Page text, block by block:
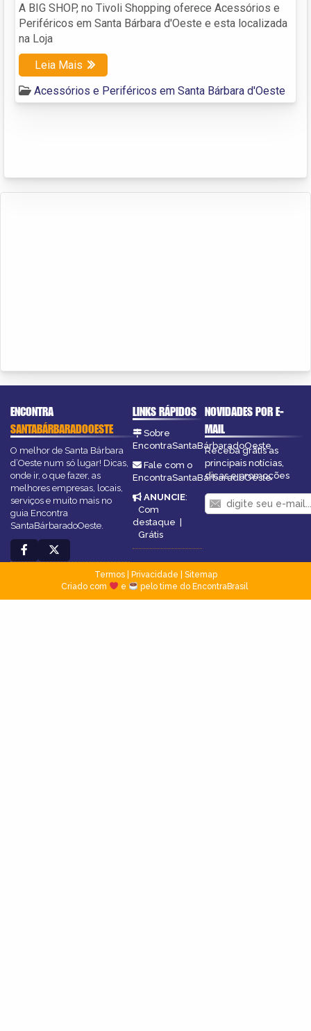
A BIG SHOP, no Tivoli Shopping oferece Acessórios e
Periféricos em Santa Bárbara d'Oeste e esta localizada
na Loja
Leia Mais
Acessórios e Periféricos em Santa Bárbara d'Oeste
ENCONTRA
SANTABÁRBARADOOESTE
O melhor de Santa Bárbara
d’Oeste num só lugar! Dicas,
onde ir, o que fazer, as
melhores empresas, locais,
serviços e muito mais no
guia Encontra
SantaBárbaradoOeste.
LINKS RÁPIDOS
Sobre
EncontraSantaBárbaradoOeste
Fale com o
EncontraSantaBárbaradoOeste
ANUNCIE:
Com
destaque |
Grátis
NOVIDADES POR E-
MAIL
Receba grátis as
principais notícias,
dicas e promoções
Termos| Privacidade
Sitemap
Criado com
e pelo time do EncontraBrasil